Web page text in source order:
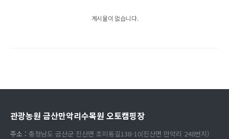
게시물이 없습니다.
관광농원 금산만악리수목원 오토캠핑장
주소 : 충청남도 금산군 진산면 초미동길138-10(진산면 만악리 248번지)